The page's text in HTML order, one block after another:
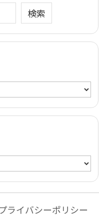
検索
ライバシーポリシー